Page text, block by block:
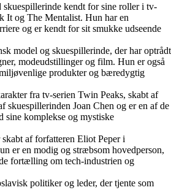
skuespillerinde kendt for sine roller i tv-
It og The Mentalist. Hun har en
og er kendt for sit smukke udseende
model og skuespillerinde, der har optrådt
modeudstillinger og film. Hun er også
produkter og bæredygtig
fra tv-serien Twin Peaks, skabt af
skuespillerinden Joan Chen og er en af de
sine komplekse og mystiske
af forfatteren Eliot Peper i
er en modig og stræbsom hovedperson,
fortælling om tech-industrien og
politiker og leder, der tjente som